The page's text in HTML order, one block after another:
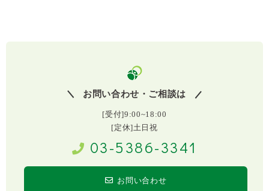
お問い合わせ・ご相談は
[受付]9:00~18:00
[定休]土日祝
03-5386-3341
お問い合わせ